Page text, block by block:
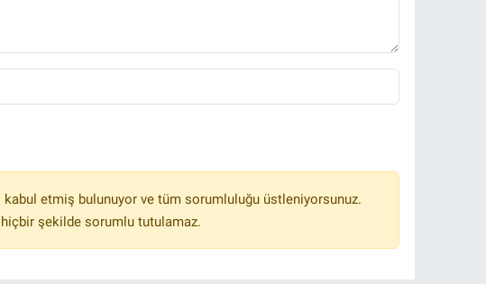
kabul etmiş bulunuyor ve tüm sorumluluğu üstleniyorsunuz.
şekilde sorumlu tutulamaz.